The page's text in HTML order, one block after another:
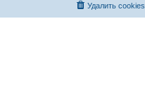
Удалить cookies